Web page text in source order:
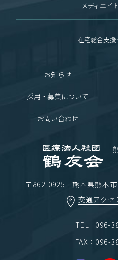
〒862-0925 熊本県熊本
交通アクセ
TEL : 096-
FAX：096-
メディエイ
在宅総合支援
お知らせ
採用・募集について
お問い合わせ